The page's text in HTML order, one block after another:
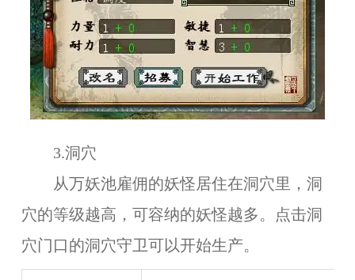
3.洞穴
从万妖池雇佣的妖怪居住在洞穴里，洞
穴的等级越高，可容纳的妖怪越多。点击洞
穴门口的洞穴守卫可以开始生产。